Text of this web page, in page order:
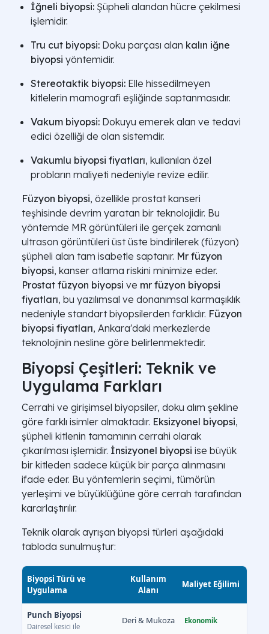
İğneli biyopsi: Şüpheli alandan hücre çekilmesi
işlemidir.
Tru cut biyopsi: Doku parçası alan kalın iğne
biyopsi yöntemidir.
Stereotaktik biyopsi: Elle hissedilmeyen
kitlelerin mamografi eşliğinde saptanmasıdır.
Vakum biyopsi: Dokuyu emerek alan ve tedavi
edici özelliği de olan sistemdir.
Vakumlu biyopsi fiyatları, kullanılan özel
probların maliyeti nedeniyle revize edilir.
Füzyon biyopsi, özellikle prostat kanseri
teşhisinde devrim yaratan bir teknolojidir. Bu
yöntemde MR görüntüleri ile gerçek zamanlı
ultrason görüntüleri üst üste bindirilerek (füzyon)
şüpheli alan tam isabetle saptanır. Mr füzyon
biyopsi, kanser atlama riskini minimize eder.
Prostat füzyon biyopsi ve mr füzyon biyopsi
fiyatları, bu yazılımsal ve donanımsal karmaşıklık
nedeniyle standart biyopsilerden farklıdır. Füzyon
biyopsi fiyatları, Ankara'daki merkezlerde
teknolojinin nesline göre belirlenmektedir.
Biyopsi Çeşitleri: Teknik ve
Uygulama Farkları
Cerrahi ve girişimsel biyopsiler, doku alım şekline
göre farklı isimler almaktadır. Eksizyonel biyopsi,
şüpheli kitlenin tamamının cerrahi olarak
çıkarılması işlemidir. İnsizyonel biyopsi ise büyük
bir kitleden sadece küçük bir parça alınmasını
ifade eder. Bu yöntemlerin seçimi, tümörün
yerleşimi ve büyüklüğüne göre cerrah tarafından
kararlaştırılır.
Teknik olarak ayrışan biyopsi türleri aşağıdaki
tabloda sunulmuştur:
Biyopsi Türü ve
Uygulama
Kullanım
Alanı
Maliyet Eğilimi
Punch Biyopsi
Dairesel kesici ile
Deri & Mukoza Ekonomik